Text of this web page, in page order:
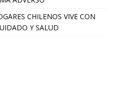
CHILENOS VIVE CON
Y SALUD